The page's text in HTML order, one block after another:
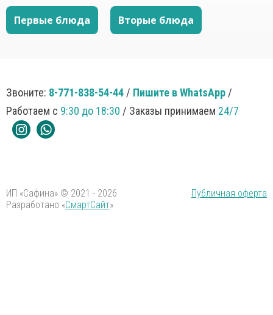
Первые блюда Вторые блюда
Звоните: 8-771-838-54-44 / Пишите в WhatsApp /
Работаем с 9:30 до 18:30 / Заказы принимаем 24/7
ИП «Сафина» © 2021 - 2026
Публичная оферта
Разработано «СмартСайт»